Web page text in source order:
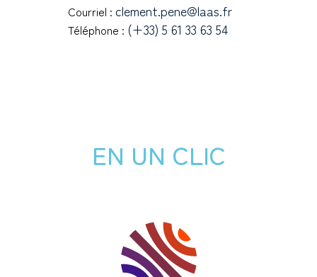
Courriel : clement.pene@laas.fr
Téléphone : (+33) 5 61 33 63 54
EN UN CLIC